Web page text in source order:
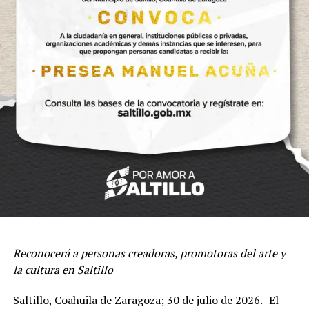
Durante agosto también se desarrollarán actividades
especiales con motivo del Día del Adulto Mayor,
conciertos de la Banda de Música del Estado,
presentaciones de teatro, talleres, círculos de lectura,
Como parte de la estrategia transversal del Gobierno del
eliminatorias regionales del Concurso Estatal de
Reconocerá a personas creadoras, promotoras del arte y
la cultura en Saltillo
Saltillo, Coahuila de Zaragoza; 30 de julio de 2026.- El